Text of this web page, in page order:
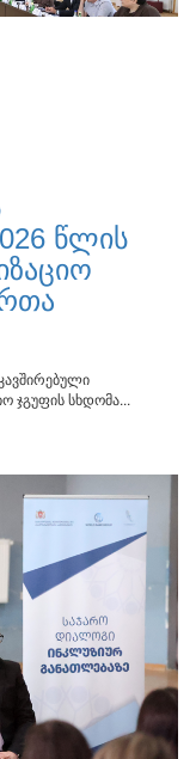
წლის
ჯგუფის სხდომა...